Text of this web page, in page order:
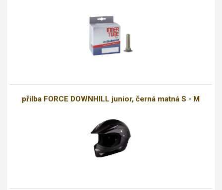
přilba FORCE DOWNHILL junior, černá matná S - M